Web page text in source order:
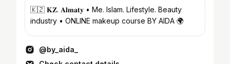
🇰🇿 𝐊𝐙. 𝐀𝐥𝐦𝐚𝐭𝐲 • Me. Islam. Lifestyle. Beauty
industry • ONLINE makeup course BY AIDA 🌍
@by_aida_